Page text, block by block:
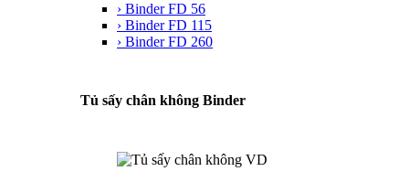
› Binder FD 56
› Binder FD 115
› Binder FD 260
Tủ sấy chân không Binder